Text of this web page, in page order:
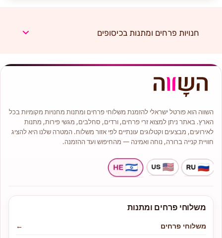
חנויות פרחים ומתנות בכיסופים
השווה הוא פורטל ישראלי להזמנת משלוחי פרחים ומתנות מחנויות מקומיות בכל
הארץ. באתר ניתן למצוא זרי פרחים, ורדים, סחלבים, מגשי פירות, מתנות
לאירועים, מבצעים וקטלוגים עונתיים לפי אזור משלוח. המטרה שלנו היא להציג
חוויית קנייה ברורה, נוחה ואמינה — מהחיפוש ועד ההזמנה.
משלוחי פרחים ומתנות
משלוחי פרחים
←